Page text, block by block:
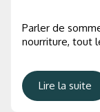
Parler de
nourriture, tout
Lire la suite